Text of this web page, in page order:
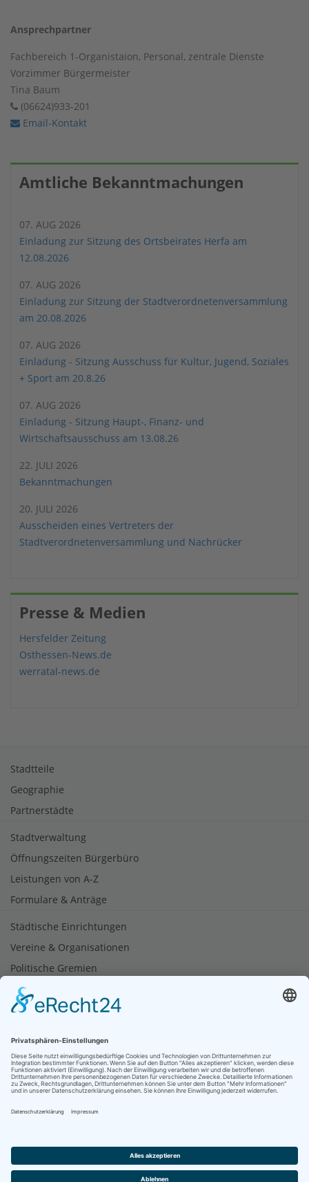
Ansprechpartner
Fachbereich 1-Organistaion, Personal, zentrale Dienste
Vorzimmer Bürgermeister
Tina Baum
(06624)933-201
Email-Kontakt
Amtliche Bekanntmachungen
07. AUG 2026
Einladung zur Sitzung des Ortsbeirates Herfa am
12.08.2026
07. AUG 2026
Einladung zur Sitzung der Stadtverordnetenversammlung
am 20.08.2026
07. AUG 2026
Einladung - Sitzung Ausschuss für Kultur, Jugend, Soziales
+ Sport am 20.8.26
07. AUG 2026
Einladung - Sitzung Haupt-, Finanz- und
Wirtschaftsausschuss am 13.08.26
22. JULI 2026
Bekanntmachungen
20. JULI 2026
Ausscheiden eines Vertreters der
Stadtverordnetenversammlung und Nachrücker
Presse & Medien
Hersfelder Zeitung
Osthessen-News.de
werratal-news.de
Stadtteile
Geographie
Partnerstädte
Stadtverwaltung
Öffnungszeiten Bürgerbüro
Leistungen von A-Z
Formulare & Anträge
Städtische Einrichtungen
Vereine & Organisationen
Politische Gremien
Tourismus
Soziale Netzwerke
Bürgerbüro
06624 933-110
© 2026 Stadt Heringen (Werra) produziert vondd-media.de